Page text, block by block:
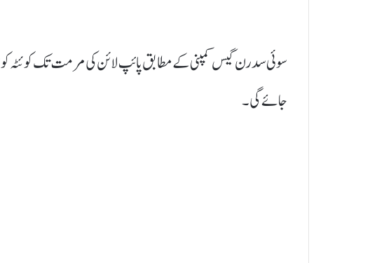
سوئی سدرن گیس کمپنی کے مطابق پائپ لائن کی مرمت تک
جائے گی۔